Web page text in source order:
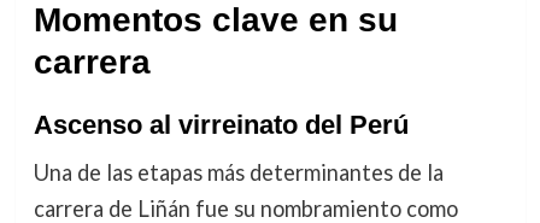
Momentos clave en su
carrera
Ascenso al virreinato del Perú
Una de las etapas más determinantes de la
carrera de Liñán fue su nombramiento como